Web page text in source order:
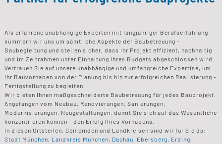
Als erfahrene unabhängige Experten mit langjähriger Berufserfahrung
kümmern wir uns um sämtliche Aspekte der Baubetreuung -
Baubegleitung und stellen sicher, dass Ihr Projekt effizient, nachhaltig
und im Zeitrahmen unter Einhaltung Ihres Budgets abgeschlossen wird.
Vertrauen Sie auf unsere unabhängige und umfangreiche Expertise, um
Ihr Bauvorhaben von der Planung bis hin zur erfolgreichen Realisierung -
Fertigstellung zu begleiten.
Wir bieten Ihnen maßgeschneiderte Baubetreuung für jedes Bauprojekt.
Angefangen vom Neubau, Renovierungen, Sanierungen,
Modernisierungen, Neugestaltungen, damit Sie sich auf das Wesentliche
konzentrieren können – den Erfolg Ihres Vorhabens.
In diesen Ortsteilen, Gemeinden und Landkreisen sind wir für Sie da:
Stadt München, Landkreis München, Dachau, Ebersberg, Erding,